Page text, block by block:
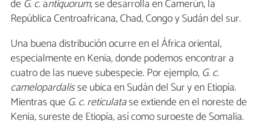
de G. c.antiquorum, se desarrolla en Camerún, la
República Centroafricana, Chad, Congo y Sudán del sur.
Una buena distribución ocurre en el África oriental,
especialmente en Kenia, donde podemos encontrar a
cuatro de las nueve subespecie. Por ejemplo, G. c.
camelopardalisse ubica en Sudán del Sur y en Etiopía.
Mientras que G. c.reticulatase extiende en el noreste de
Kenia, sureste de Etiopía, así como suroeste de Somalia.